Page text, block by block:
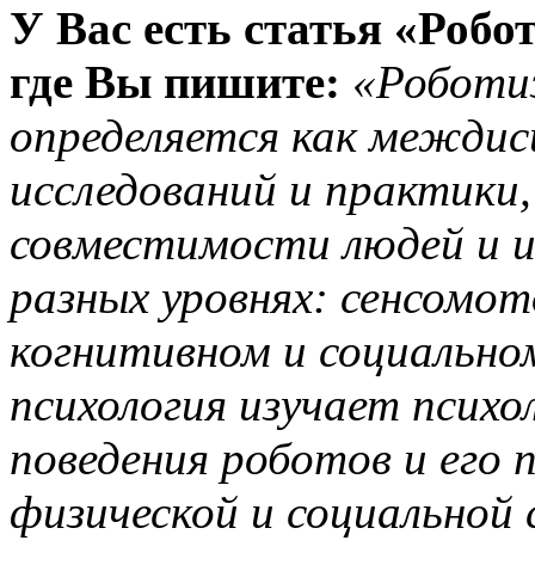
У Вас есть статья
где Вы пишите:
определяется как
исследований и
совместимости людей и
разных уровнях:
когнитивном и
психология изучает
поведения роботов и его
физической и социальной